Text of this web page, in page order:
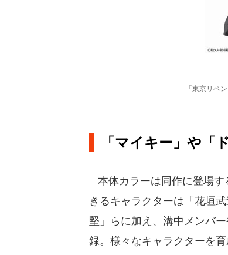
「東京リベ
「マイキー」や「
本体カラーは同作に登場す
きるキャラクターは「花垣
堅」らに加え、溝中メンバ
録。様々なキャラクターを